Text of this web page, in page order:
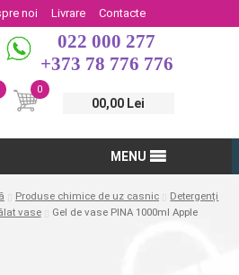
noi Livrare
Contacte
Întoarcere
022 000 277
+373 78 776 776
0
00,00 Lei
MENU
Produse chimice de uz casnic
Detergenți
vase
Gel de vase PINA 1000ml Apple